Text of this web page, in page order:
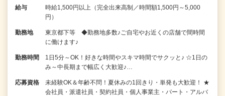
給与
時給1,500円以上（完全出来高制／時間額1,500円～5,000
円）
勤務地
東京都下等 ◆勤務地多数♪ご自宅やお近くの店舗で間時間
に働けます♪
勤務時間
1日5分～OK！好きな時間やスキマ時間でサクッと♪ ☆1日の
み～中長期まで幅広く大歓迎♪…
応募資格
未経験OK＆年齢不問！夏休みの1回きり・単発も大歓迎！ ★
会社員・派遣社員・契約社員・個人事業主・パート・アルバ